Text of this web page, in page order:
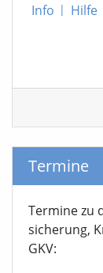
Info | Hilfe
Termine
Termine zu
sicherung,
GKV: